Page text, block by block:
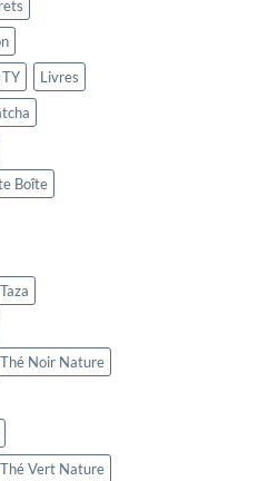
Livres
Boîte
Taza
Thé Noir Nature
Thé Vert Nature